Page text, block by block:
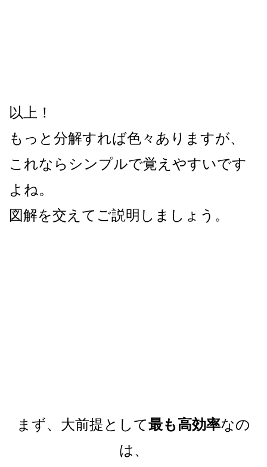
以上！
もっと分解すれば色々ありますが、
これならシンプルで覚えやすいです
よね。
図解を交えてご説明しましょう。
まず、大前提として最も高効率なの
は、